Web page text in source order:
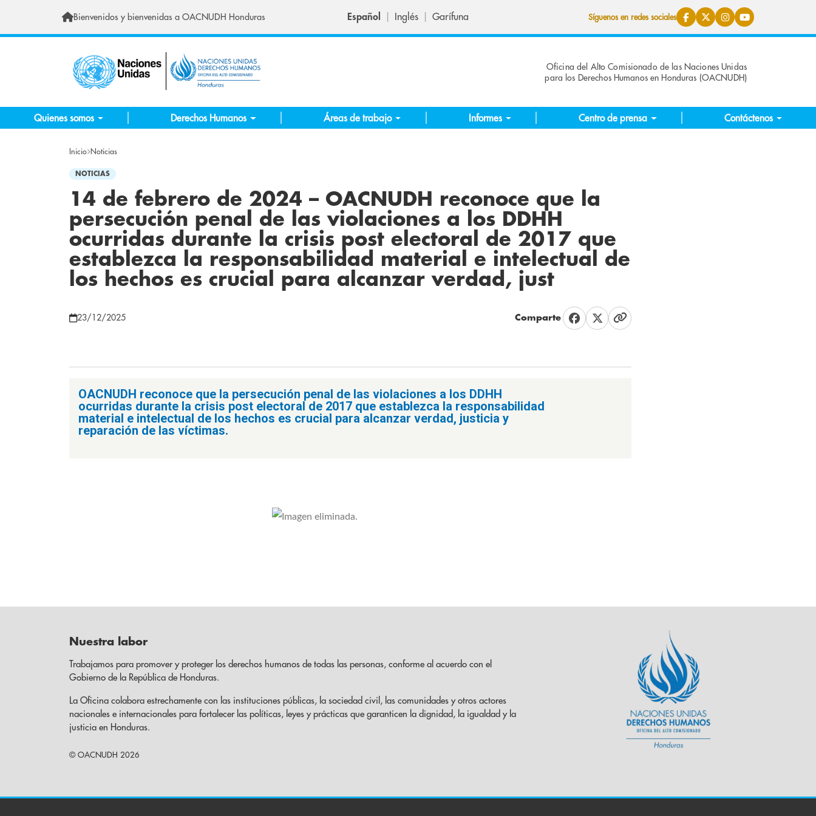
Bienvenidos y bienvenidas a OACNUDH Honduras Español Inglés Garífuna Síguenos en redes sociales
Oficina del Alto Comisionado de las Naciones Unidas
para los Derechos Humanos en Honduras (OACNUDH)
Quienes somos Derechos Humanos Áreas de trabajo Informes Centro de prensa Contáctenos
Inicio Noticias
NOTICIAS
14 de febrero de 2024 – OACNUDH reconoce que la
persecución penal de las violaciones a los DDHH
ocurridas durante la crisis post electoral de 2017 que
establezca la responsabilidad material e intelectual de
los hechos es crucial para alcanzar verdad, just
23/12/2025 Comparte
OACNUDH reconoce que la persecución penal de las violaciones a los DDHH
ocurridas durante la crisis post electoral de 2017 que establezca la responsabilidad
material e intelectual de los hechos es crucial para alcanzar verdad, justicia y
reparación de las víctimas.
Nuestra labor
Trabajamos para promover y proteger los derechos humanos de todas las personas, conforme al acuerdo con el
Gobierno de la República de Honduras.
La Oficina colabora estrechamente con las instituciones públicas, la sociedad civil, las comunidades y otros actores
nacionales e internacionales para fortalecer las políticas, leyes y prácticas que garanticen la dignidad, la igualdad y la
justicia en Honduras.
© OACNUDH 2026